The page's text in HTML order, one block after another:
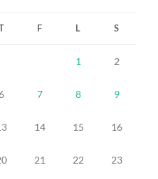
F L S
1 2
7 8 9
14 15 16
21 22 23